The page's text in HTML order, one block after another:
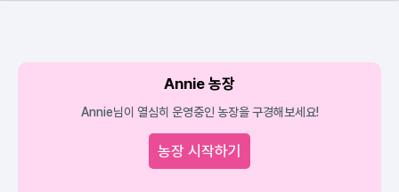
Annie 농장
Annie님이 열심히 운영중인 농장을 구경해보세요!
농장 시작하기